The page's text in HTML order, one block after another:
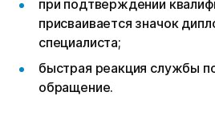
при подтверждении
присваивается значок
специалиста;
быстрая реакция службы
обращение.